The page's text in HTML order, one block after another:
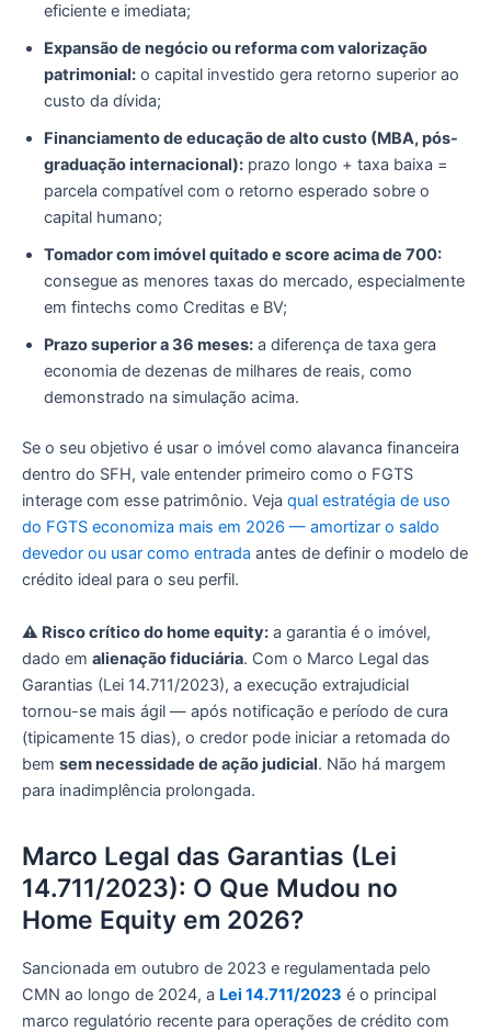
eficiente e imediata;
Expansão de negócio ou reforma com valorização
patrimonial: o capital investido gera retorno superior ao
custo da dívida;
Financiamento de educação de alto custo (MBA, pós-
graduação internacional): prazo longo + taxa baixa =
parcela compatível com o retorno esperado sobre o
capital humano;
Tomador com imóvel quitado e score acima de 700:
consegue as menores taxas do mercado, especialmente
em fintechs como Creditas e BV;
Prazo superior a 36 meses: a diferença de taxa gera
economia de dezenas de milhares de reais, como
demonstrado na simulação acima.
Se o seu objetivo é usar o imóvel como alavanca financeira
dentro do SFH, vale entender primeiro como o FGTS
interage com esse patrimônio. Veja qual estratégia de uso
do FGTS economiza mais em 2026 — amortizar o saldo
devedor ou usar como entrada antes de definir o modelo de
crédito ideal para o seu perfil.
⚠️ Risco crítico do home equity: a garantia é o imóvel,
dado em alienação fiduciária. Com o Marco Legal das
Garantias (Lei 14.711/2023), a execução extrajudicial
tornou-se mais ágil — após notificação e período de cura
(tipicamente 15 dias), o credor pode iniciar a retomada do
bem sem necessidade de ação judicial. Não há margem
para inadimplência prolongada.
Marco Legal das Garantias (Lei
14.711/2023): O Que Mudou no
Home Equity em 2026?
Sancionada em outubro de 2023 e regulamentada pelo
CMN ao longo de 2024, a Lei 14.711/2023 é o principal
marco regulatório recente para operações de crédito com